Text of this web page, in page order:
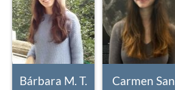
Bárbara M. T.
Carmen San